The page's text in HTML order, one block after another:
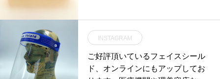
INSTAGRAM
ご好評頂いているフェイスシール
ド、オンラインにもアップしてお